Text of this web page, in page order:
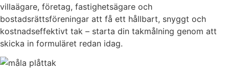
villaägare, företag, fastighetsägare och
bostadsrättsföreningar att få ett hållbart, snyggt och
kostnadseffektivt tak – starta din takmålning genom att
skicka in formuläret redan idag.